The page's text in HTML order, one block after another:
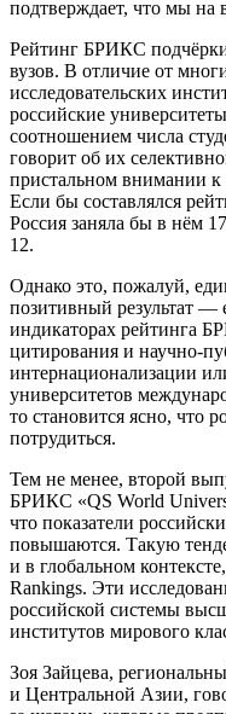
подтверждает, что мы на
Рейтинг БРИКС
вузов. В отличие от
исследовательских
российские
соотношением числа
говорит об их
пристальном внимании к
Если бы составлялся
Россия заняла бы в нём
12.
Однако это, пожалуй,
позитивный результат —
индикаторах рейтинга
цитирования и научно-
интернационализации
университетов
то становится ясно, что
потрудиться.
Тем не менее, второй
БРИКС «QS World
что показатели
повышаются. Такую
и в глобальном
Rankings. Эти
российской системы
институтов мирового
Зоя Зайцева,
и Центральной Азии,